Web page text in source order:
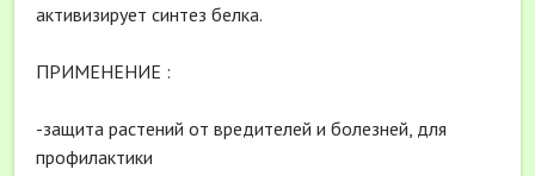
активизирует синтез белка.
ПРИМЕНЕНИЕ :
-защита растений от вредителей и болезней, для
профилактики